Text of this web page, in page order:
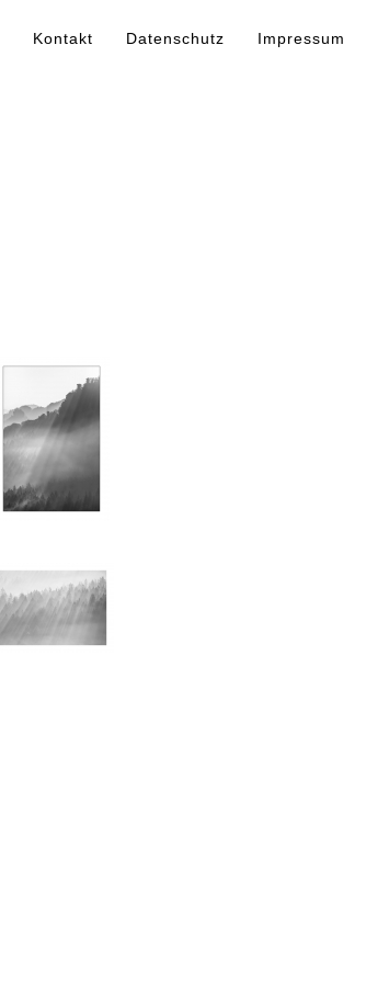
Kontakt Datenschutz Impressum